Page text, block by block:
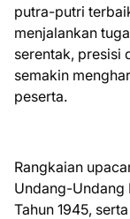
putra-putri
menjalankan
serentak, presisi
semakin
peserta.
Rangkaian
Undang-Undang
Tahun 1945,